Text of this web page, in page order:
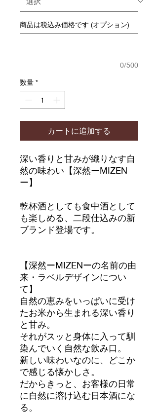
商品は税込み価格です (オプション)
0/500
数量 *
カートに追加する
深い香りと甘みが織りなす自
然の味わい【深然ーMIZEN
ー】
乾杯酒としても食中酒として
も楽しめる、二段仕込みの新
ブランド登場です。
【深然ーMIZENーの名前の由
来・ラベルデザインについ
て】
自然の恵みをいっぱいに受け
たお米から生まれる深い香り
と甘み。
それがスッと身体に入って馴
染んでいく自然な飲み口。
新しい味わいなのに、どこか
で感じる懐かしさ。
だからきっと、お客様の日常
に自然に溶け込む日本酒にな
る。